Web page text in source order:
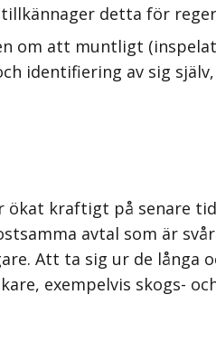
detta för
om att muntligt
identifiering av sig
kraftigt på senare
avtal som är
Att ta sig ur de
exempelvis skogs-